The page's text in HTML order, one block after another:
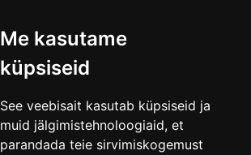
Me kasutame
küpsiseid
See veebisait kasutab küpsiseid ja
muid jälgimistehnoloogiaid, et
parandada teie sirvimiskogemust